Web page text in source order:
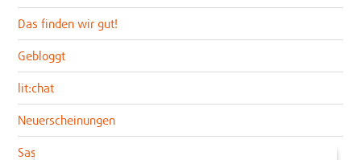
Das finden wir gut!
Gebloggt
lit:chat
Neuerscheinungen
Sascha im lit:blog